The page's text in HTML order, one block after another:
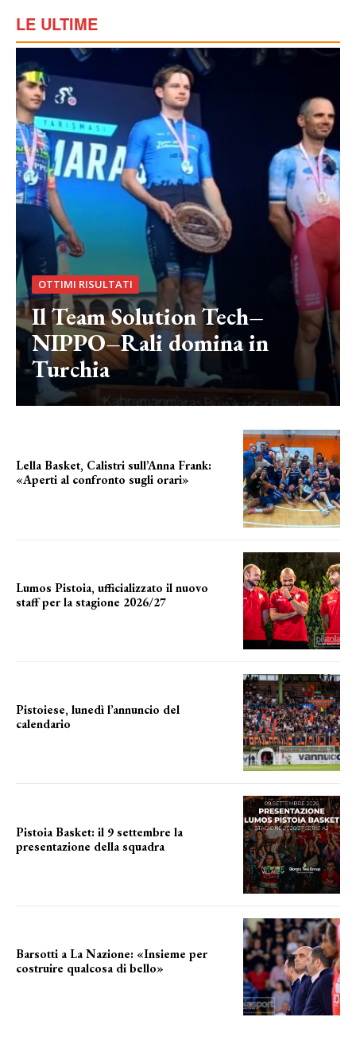
LE ULTIME
OTTIMI RISULTATI
Il Team Solution Tech–
NIPPO–Rali domina in
Turchia
Lella Basket, Calistri sull’Anna Frank:
«Aperti al confronto sugli orari»
Lumos Pistoia, ufficializzato il nuovo
staff per la stagione 2026/27
Pistoiese, lunedì l’annuncio del
calendario
Pistoia Basket: il 9 settembre la
presentazione della squadra
Barsotti a La Nazione: «Insieme per
costruire qualcosa di bello»